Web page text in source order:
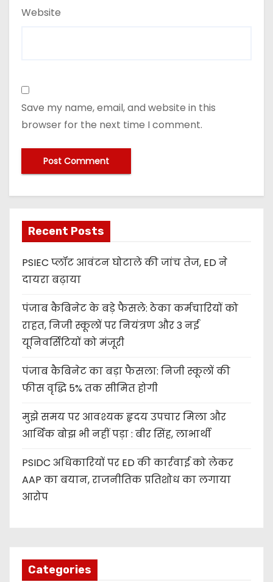
Website
Save my name, email, and website in this
browser for the next time I comment.
Recent Posts
PSIEC प्लॉट आवंटन घोटाले की जांच तेज, ED ने
दायरा बढ़ाया
पंजाब कैबिनेट के बड़े फैसले: ठेका कर्मचारियों को
राहत, निजी स्कूलों पर नियंत्रण और 3 नई
यूनिवर्सिटियों को मंजूरी
पंजाब कैबिनेट का बड़ा फैसला: निजी स्कूलों की
फीस वृद्धि 5% तक सीमित होगी
मुझे समय पर आवश्यक हृदय उपचार मिला और
आर्थिक बोझ भी नहीं पड़ा : बीर सिंह, लाभार्थी
PSIDC अधिकारियों पर ED की कार्रवाई को लेकर
AAP का बयान, राजनीतिक प्रतिशोध का लगाया
आरोप
Categories